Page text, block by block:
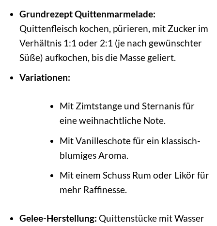
Grundrezept Quittenmarmelade:
Quittenfleisch kochen, pürieren, mit Zucker im
Verhältnis 1:1 oder 2:1 (je nach gewünschter
Süße) aufkochen, bis die Masse geliert.
Variationen:
Mit Zimtstange und Sternanis für
eine weihnachtliche Note.
Mit Vanilleschote für ein klassisch-
blumiges Aroma.
Mit einem Schuss Rum oder Likör für
mehr Raffinesse.
Gelee-Herstellung: Quittenstücke mit Wasser